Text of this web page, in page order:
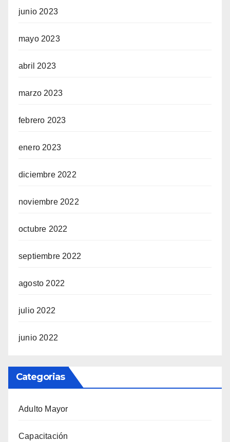
junio 2023
mayo 2023
abril 2023
marzo 2023
febrero 2023
enero 2023
diciembre 2022
noviembre 2022
octubre 2022
septiembre 2022
agosto 2022
julio 2022
junio 2022
Categorias
Adulto Mayor
Capacitación